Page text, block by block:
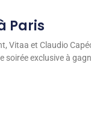
Paris
Vitaa et Claudio
soirée exclusive à